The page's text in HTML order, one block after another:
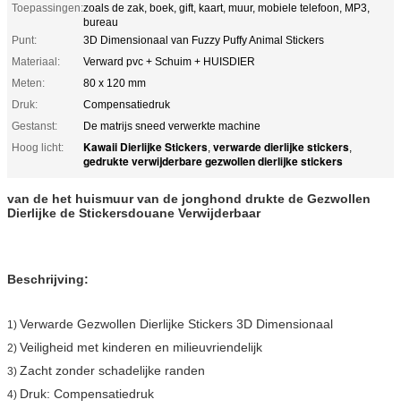
Toepassingen:zoals de zak, boek, gift, kaart, muur, mobiele telefoon, MP3,
bureau
Punt:
3D Dimensionaal van Fuzzy Puffy Animal Stickers
Materiaal:
Verward pvc + Schuim + HUISDIER
Meten:
80 x 120 mm
Druk:
Compensatiedruk
Gestanst:
De matrijs sneed verwerkte machine
Hoog licht:
Kawaii Dierlijke Stickers, verwarde dierlijke stickers,
gedrukte verwijderbare gezwollen dierlijke stickers
van de het huismuur van de jonghond drukte de Gezwollen
Dierlijke de Stickersdouane Verwijderbaar
Beschrijving:
1) Verwarde Gezwollen Dierlijke Stickers 3D Dimensionaal
2) Veiligheid met kinderen en milieuvriendelijk
3) Zacht zonder schadelijke randen
4) Druk: Compensatiedruk